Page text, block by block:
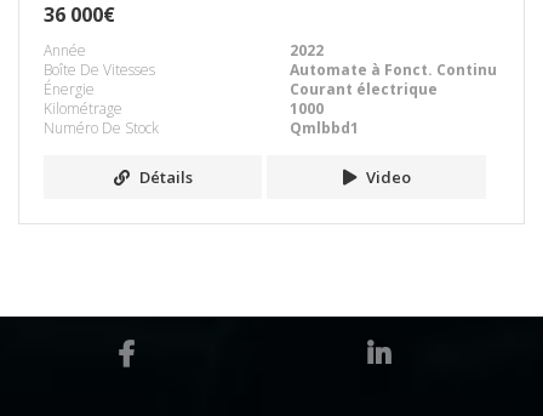
36 000€
Année
2022
Boîte De Vitesses
Automate à Fonct. Continu
Énergie
Courant électrique
Kilométrage
1000
Numéro De Stock
Qmlbbd1
Détails Video